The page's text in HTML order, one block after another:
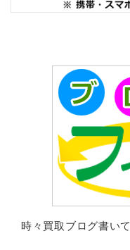
時々買取ブログ書い